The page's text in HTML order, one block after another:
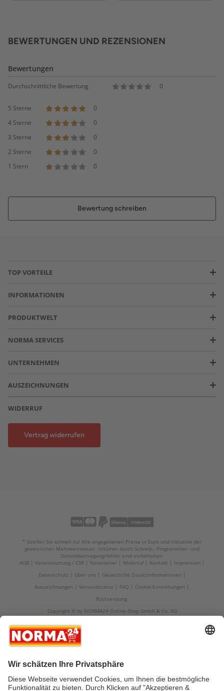
BEWERTUNGEN UND REZENSIONEN
Bewertungen
Durchschnittliche Bewertung 0
5 Sterne
0
4 Sterne
0
3 Sterne
0
2 Sterne
0
1 Stern
0
Bewertung schreiben
TOP VORTEILE
INFORMATIONEN
PRODUKTWELT
NORMA SERVICES
UNTERNEHMEN
AUSZEICHNUNGEN
WIDERRUF
Vertrag widerrufen
* Greifen Sie schnell zu! Alle angegebenen Preise in Euro und inklusive der
gesetzlichen Mehrwertsteuer. Irrtümer durch Schreib-, Programmier- und
Datenübertragungsfehler sind vorbehalten.
AGB
Verantwortung / CSR Newsletter Widerruf Kontakt
Impressum
Datenschutz
Über uns
Gesetzliche Zusatzinformationen
Auszeichnungen
Versandstatus FAQ
Cookie-Einstellungen
Rücksendung
Copyright © by NORMA24 Online-Shop GmbH & Co. KG